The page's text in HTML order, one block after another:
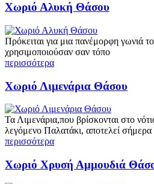
Χωριό Αλυκή Θάσου
Πρόκειται για μια πανέμορφη γωνιά
χρησιμοποιούσαν σαν τόπο
περισσότερα
Χωριό Λιμενάρια Θάσου
Τα Λιμενάρια,που βρίσκονται στο
λεγόμενο Παλατάκι, αποτελεί σήμερα
περισσότερα
Χωριό Χρυσή Αμμουδιά